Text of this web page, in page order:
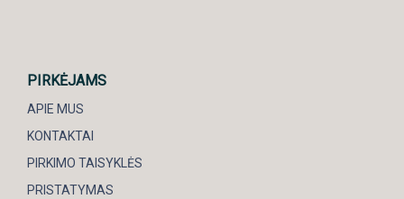
PIRKĖJAMS
APIE MUS
KONTAKTAI
PIRKIMO TAISYKLĖS
PRISTATYMAS